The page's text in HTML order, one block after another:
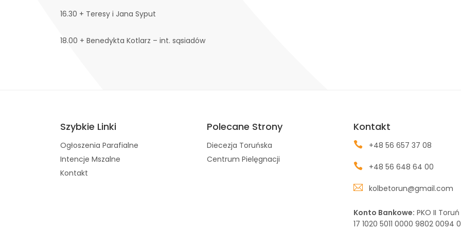
16.30 + Teresy i Jana Syput
18.00 + Benedykta Kotlarz – int. sąsiadów
Szybkie Linki
Ogłoszenia Parafialne
Intencje Mszalne
Kontakt
Polecane Strony
Diecezja Toruńska
Centrum Pielęgnacji
Kontakt
+48 56 657 37 08
+48 56 648 64 00
kolbetorun@gmail.com
Konto Bankowe: PKO II Toruń
17 1020 5011 0000 9802 0094